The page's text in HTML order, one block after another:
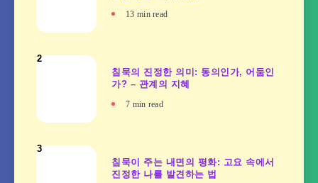
13 min read
2
침묵의 진정한 의미: 동의인가, 어둠인
가? – 관계의 지혜
7 min read
3
침묵이 주는 내면의 평화: 고요 속에서
진정한 나를 발견하는 법